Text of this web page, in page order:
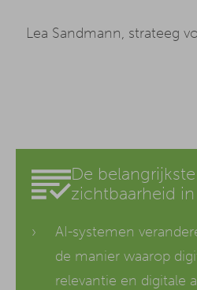
Lea Sandmann, strateeg
De
zichtbaarheid
AI-systemen
de manier waarop
relevantie en digitale